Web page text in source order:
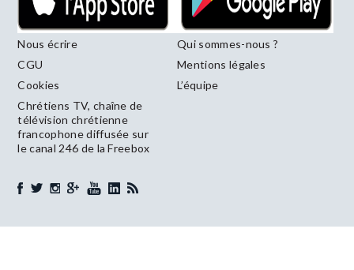
Nous écrire
Qui sommes-nous ?
CGU
Mentions légales
Cookies
L’équipe
Chrétiens TV, chaîne de
télévision chrétienne
francophone diffusée sur
le canal 246 de la Freebox